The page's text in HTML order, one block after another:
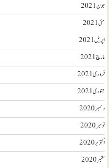
جون 2021
مئی 2021
اپریل 2021
مارچ 2021
فروری 2021
جنوری 2021
دسمبر 2020
نومبر 2020
اکتوبر 2020
ستمبر 2020